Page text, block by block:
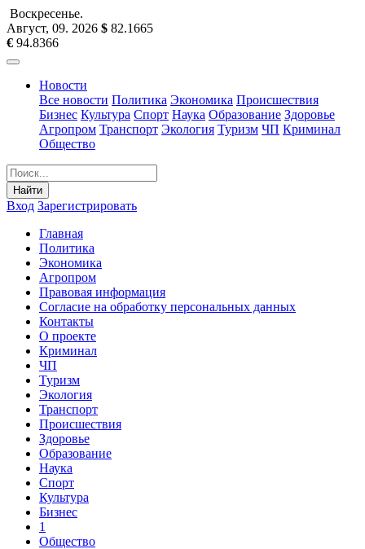
Воскресенье.
Август, 09. 2026 $ 82.1665
€ 94.8366
Новости
Все новости Политика Экономика Происшествия
Бизнес Культура Спорт Наука Образование Здоровье
Агропром Транспорт Экология Туризм ЧП Криминал
Общество
Найти
Вход Зарегистрировать
Главная
Политика
Экономика
Агропром
Правовая информация
Согласие на обработку персональных данных
Контакты
О проекте
Криминал
ЧП
Туризм
Экология
Транспорт
Происшествия
Здоровье
Образование
Наука
Спорт
Культура
Бизнес
1
Общество